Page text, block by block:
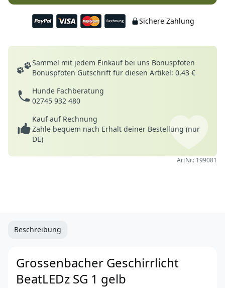
Sichere Zahlung
Deine Vorteile
Sammel mit jedem Einkauf bei uns Bonuspfoten
Bonuspfoten Gutschrift für diesen Artikel: 0,43 €
Hunde Fachberatung
02745 932 480
Kauf auf Rechnung
Zahle bequem nach Erhalt deiner Bestellung (nur
DE)
ArtNr.: 199081
Beschreibung
Grossenbacher Geschirrlicht
BeatLEDz SG 1 gelb